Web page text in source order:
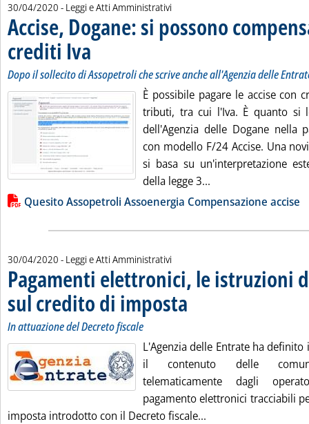
30/04/2020 - Leggi e Atti Amministrativi
Accise, Dogane: si possono
crediti Iva. Sottotitolo: Dopo il sollecito di Assopetroli che scrive anche
. Pubblicata giovedì 30 aprile 2020 alle 12.48.
Dopo il sollecito di Assopetroli che scrive anche all'Agenzia delle
È possibile pagare le accise con
tributi, tra cui l'Iva. È quanto si
dell'Agenzia delle Dogane nella
con modello F/24 Accise. Una
si basa su un'interpretazione
della legge 3...
Lista allegati PDF alla notizia
Quesito Assopetroli Assoenergia Compensazione accise
30/04/2020 - Leggi e Atti Amministrativi
Pagamenti elettronici, le istruzioni
sul credito di imposta
In attuazione del Decreto fiscale
L'Agenzia delle Entrate ha
il contenuto delle
telematicamente dagli
pagamento elettronici tracciabili
imposta introdotto con il Decreto fiscale...